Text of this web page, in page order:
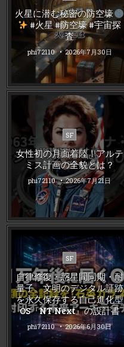
in
火星に潜む秘密の防空壕
#火星 #防空壕 #宇宙探
査
phi72110 2026年7月30日
Posted
in
SF
女性初の月面着陸！アルテ
ミス計画の全貌とは？
phi72110 2026年7月21日
Posted
in
SF
自律修復・惑星間同期・耐
量子。文明のデジタル証跡
を永久保存する自己進化型
OS『NT Next』の設計書
phi72110 2026年6月30日